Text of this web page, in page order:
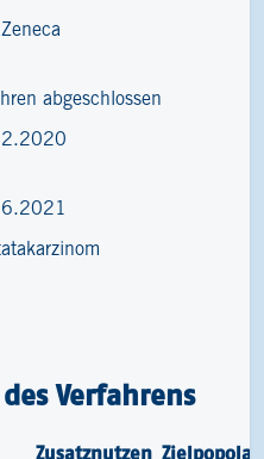
abgeschlossen
Verfahrens
Zusatznutzen